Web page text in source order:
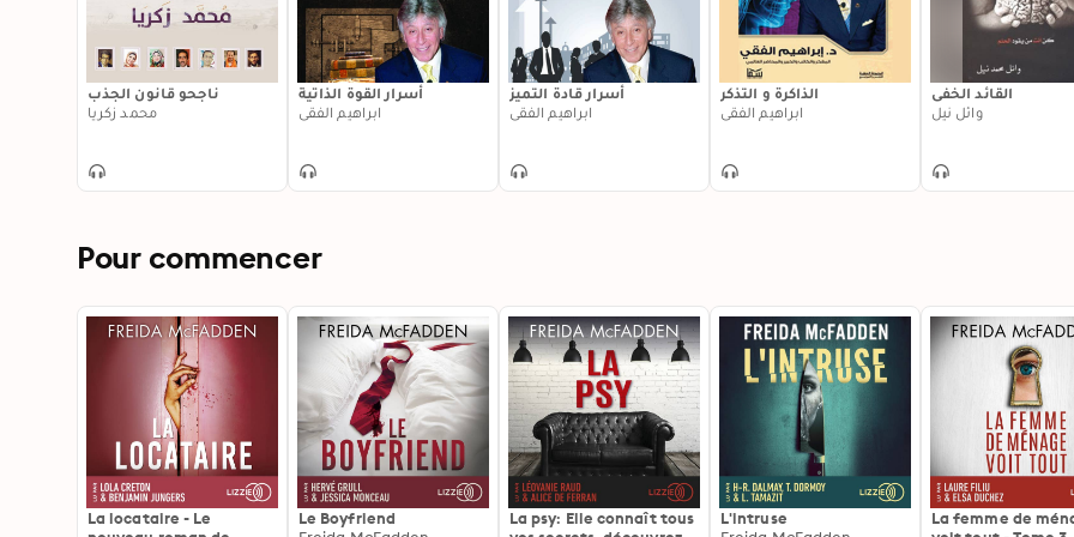
ناجحو قانون الجذب
محمد زكريا
أسرار القوة الذاتية
ابراهيم الفقي
أسرار قادة التميز
ابراهيم الفقي
الذاكرة و التذكر
ابراهيم الفقي
القائد الخفي
وائل نيل
Pour commencer
La locataire - Le
Le Boyfriend
La psy: Elle connaît tous
L'intruse
La femme de